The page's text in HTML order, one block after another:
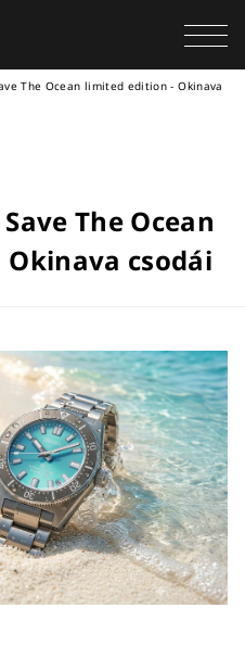
The Ocean limited edition - Okinava
The Ocean
csodái